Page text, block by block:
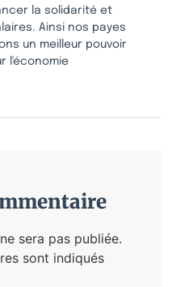
la solidarité et
Ainsi nos payes
un meilleur pouvoir
l'économie
sera pas publiée.
sont indiqués